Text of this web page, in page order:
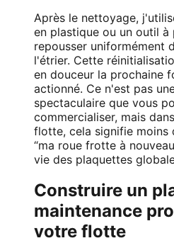
Après le nettoyage,
en plastique ou un outil à
repousser uniformément
l'étrier. Cette
en douceur la prochaine
actionné. Ce n'est pas
spectaculaire que vous
commercialiser, mais
flotte, cela signifie moins
“ma roue frotte à
vie des plaquettes
Construire un
maintenance
votre flotte